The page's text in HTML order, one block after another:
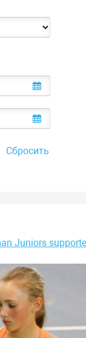
Сбросить
Juniors